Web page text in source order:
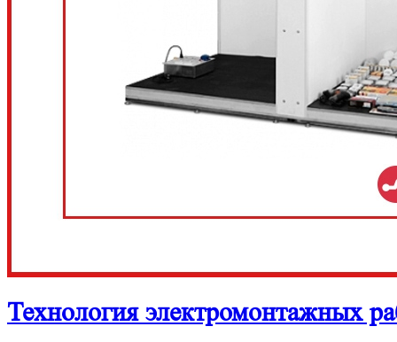
Технология